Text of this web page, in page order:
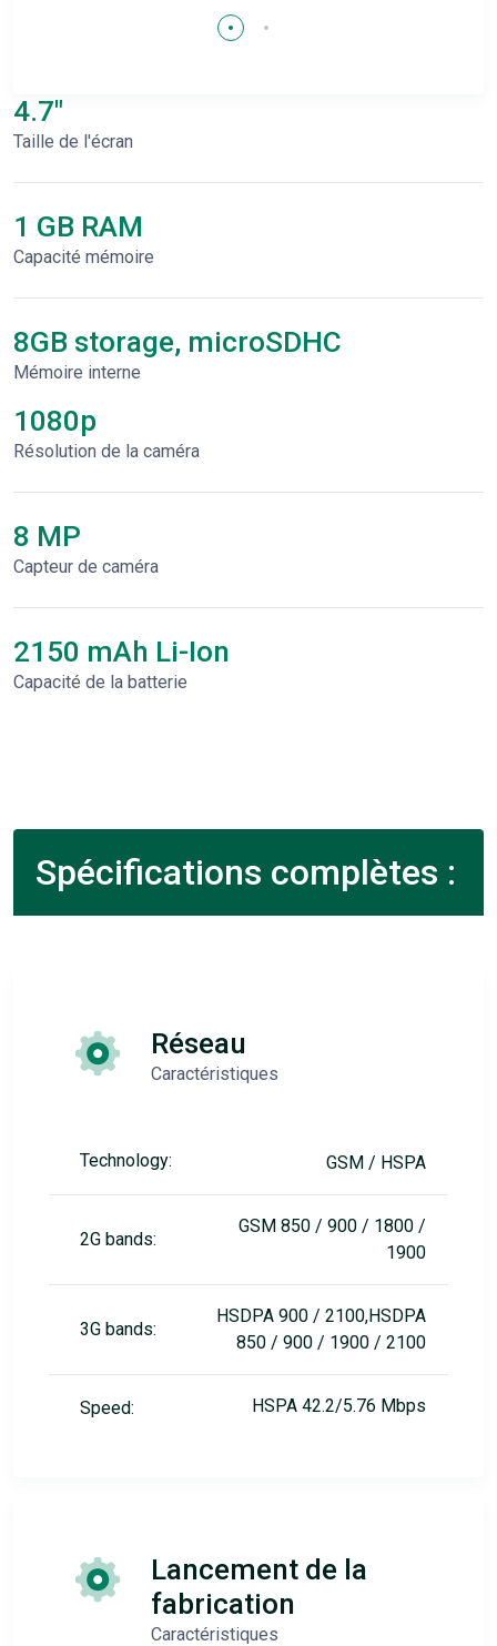
4.7"
Taille de l'écran
1 GB RAM
Capacité mémoire
8GB storage, microSDHC
Mémoire interne
1080p
Résolution de la caméra
8 MP
Capteur de caméra
2150 mAh Li-Ion
Capacité de la batterie
Spécifications complètes :
Réseau
Caractéristiques
Technology: GSM / HSPA
2G bands:
GSM 850 / 900 / 1800 /
1900
3G bands:
HSDPA 900 / 2100,HSDPA
850 / 900 / 1900 / 2100
Speed: HSPA 42.2/5.76 Mbps
Lancement de la
fabrication
Caractéristiques